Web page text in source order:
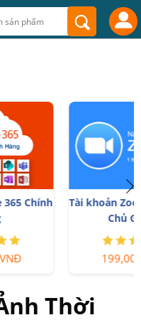
khoản Zoom Pro Chính
Thời